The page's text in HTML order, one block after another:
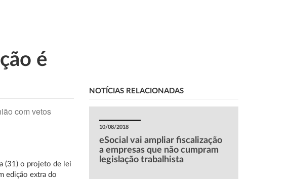
é
com vetos
(31) o projeto de lei
edição extra do
NOTÍCIAS RELACIONADAS
10/08/2018
eSocial vai ampliar fiscalização
a empresas que não cumpram
legislação trabalhista